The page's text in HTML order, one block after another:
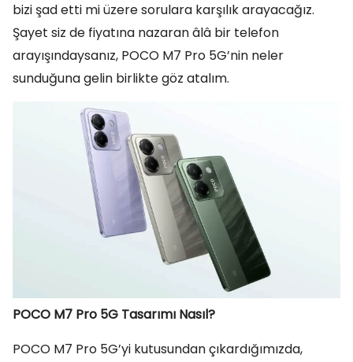
bizi şad etti mi üzere sorulara karşılık arayacağız.
Şayet siz de fiyatına nazaran âlâ bir telefon
arayışındaysanız, POCO M7 Pro 5G’nin neler
sunduğuna gelin birlikte göz atalım.
POCO M7 Pro 5G Tasarımı Nasıl?
POCO M7 Pro 5G’yi kutusundan çıkardığımızda,